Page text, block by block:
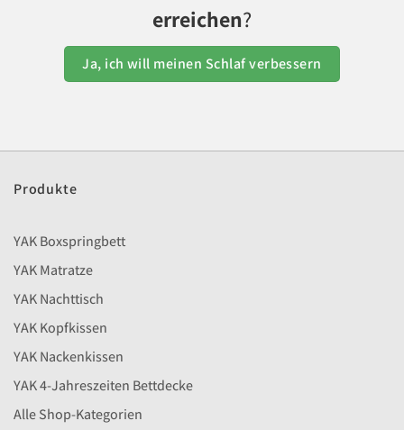
erreichen?
Ja, ich will meinen Schlaf verbessern
Produkte
YAK Boxspringbett
YAK Matratze
YAK Nachttisch
YAK Kopfkissen
YAK Nackenkissen
YAK 4-Jahreszeiten Bettdecke
Alle Shop-Kategorien